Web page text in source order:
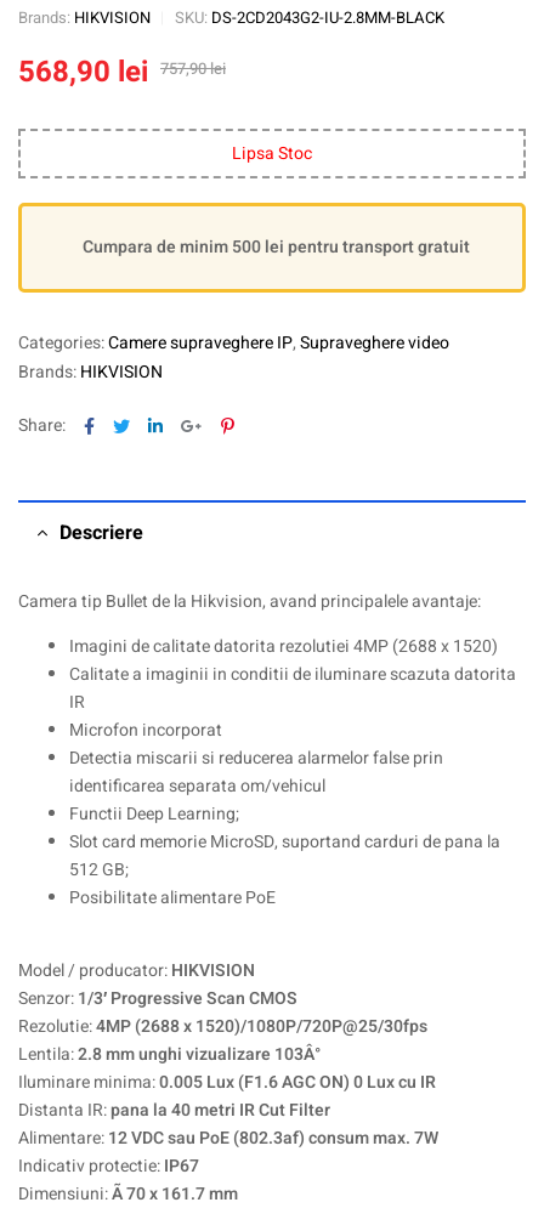
Brands: HIKVISION SKU: DS-2CD2043G2-IU-2.8MM-BLACK
757,90lei
568,90 lei
Lipsa Stoc
Cumpara de minim 500 lei pentru transport gratuit
Categories:Camere supraveghere IP,Supraveghere video
Brands:HIKVISION
Share: Facebook
TwitterLinkedinGoogle+Pinterest
Descriere
Camera tip Bullet de la Hikvision, avand principalele avantaje:
Imagini de calitate datorita rezolutiei 4MP (2688 x 1520)
Calitate a imaginii in conditii de iluminare scazuta datorita
IR
Microfon incorporat
Detectia miscarii si reducerea alarmelor false prin
identificarea separata om/vehicul
Functii Deep Learning;
Slot card memorie MicroSD, suportand carduri de pana la
512 GB;
Posibilitate alimentare PoE
Model / producator:HIKVISION
Senzor:1/3′ Progressive Scan CMOS
Rezolutie:4MP (2688 x 1520)/1080P/720P@25/30fps
Lentila:2.8 mm unghi vizualizare 103Â°
Iluminare minima:0.005 Lux (F1.6 AGC ON) 0 Lux cu IR
Distanta IR:pana la 40 metri IR Cut Filter
Alimentare:12 VDC sau PoE (802.3af) consum max. 7W
Indicativ protectie:IP67
Dimensiuni:Ã 70 x 161.7 mm